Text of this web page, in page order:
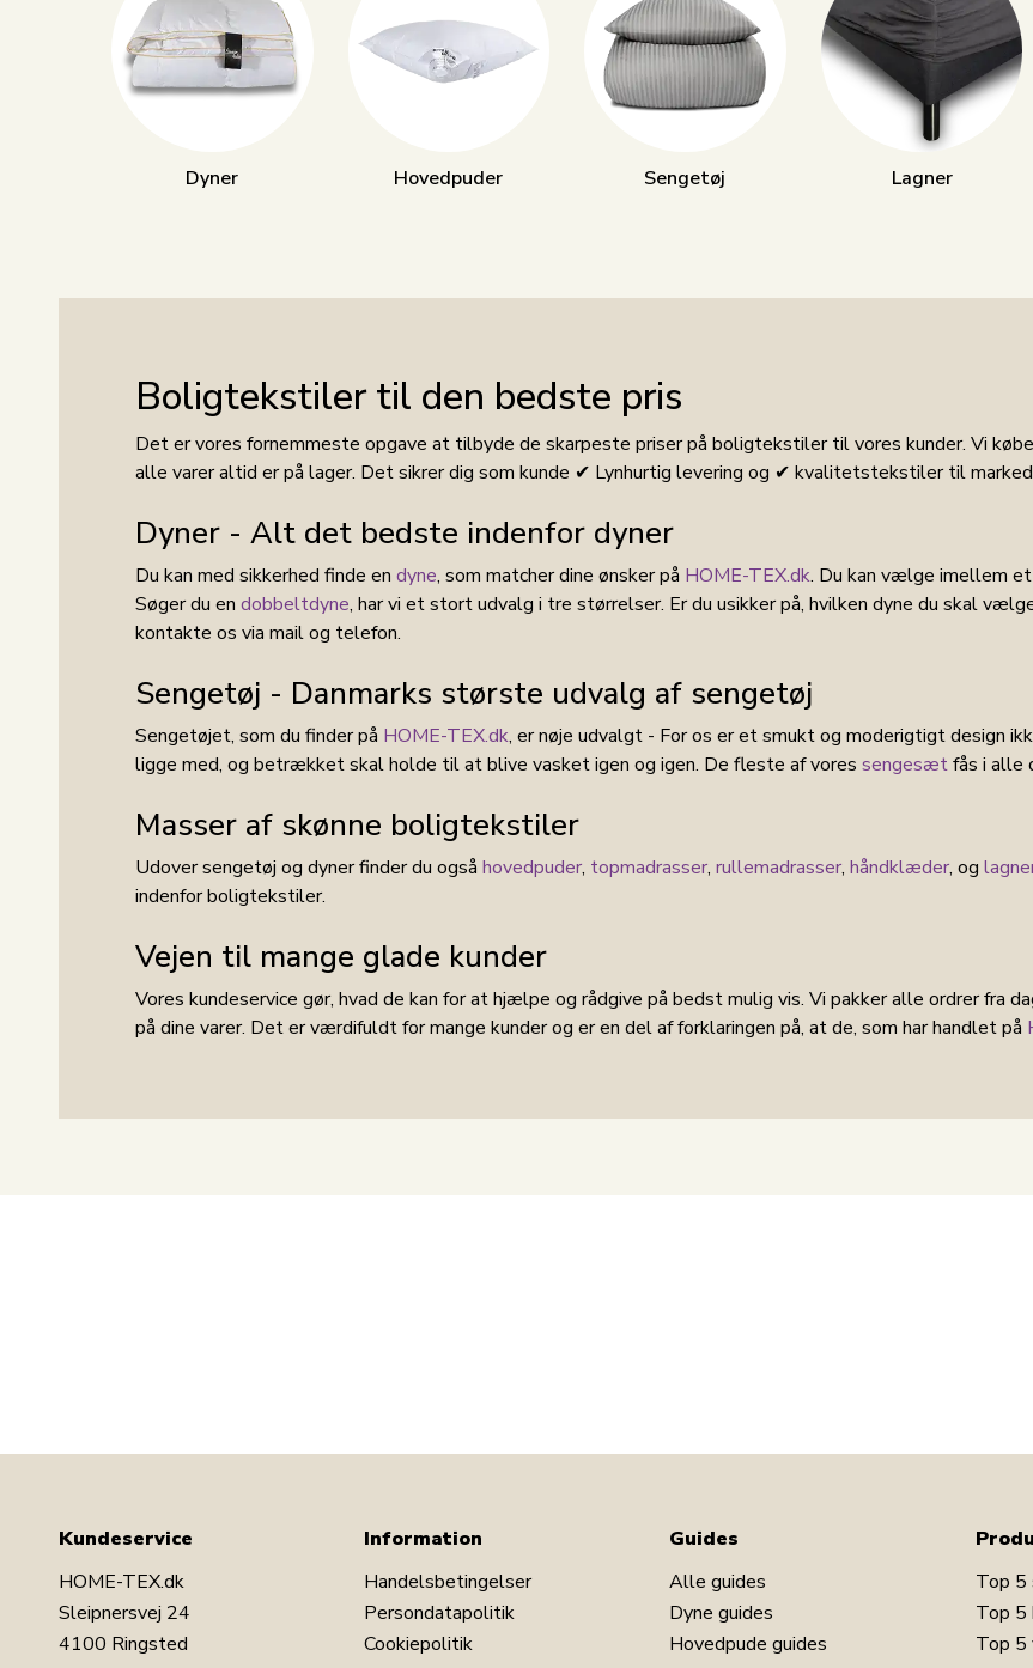
Dyner Hovedpuder Sengetøj Lagner
Boligtekstiler til den bedste pris
Det er vores fornemmeste opgave at tilbyde de skarpeste priser på boligtekstiler til vores kunder. Vi
alle varer altid er på lager. Det sikrer dig som kunde ✔ Lynhurtig levering og ✔ kvalitetstekstiler til
Dyner - Alt det bedste indenfor dyner
Du kan med sikkerhed finde en dyne, som matcher dine ønsker på HOME-TEX.dk. Du kan vælge imellem
Søger du en dobbeltdyne, har vi et stort udvalg i tre størrelser. Er du usikker på, hvilken dyne du skal
kontakte os via mail og telefon.
Sengetøj - Danmarks største udvalg af sengetøj
Sengetøjet, som du finder på HOME-TEX.dk, er nøje udvalgt - For os er et smukt og moderigtigt design
ligge med, og betrækket skal holde til at blive vasket igen og igen. De fleste af vores sengesætfås i alle
Masser af skønne boligtekstiler
Udover sengetøj og dyner finder du også hovedpuder, topmadrasser, rullemadrasser, håndklæder, og
indenfor boligtekstiler.
Vejen til mange glade kunder
Vores kundeservice gør, hvad de kan for at hjælpe og rådgive på bedst mulig vis. Vi pakker alle ordrer fra
på dine varer. Det er værdifuldt for mange kunder og er en del af forklaringen på, at de, som har handlet på
Kundeservice
HOME-TEX.dk
Sleipnersvej 24
4100 Ringsted
Information
Handelsbetingelser
Persondatapolitik
Cookiepolitik
Guides
Alle guides
Dyne guides
Hovedpude guides
Top 5
Top 5
Top 5